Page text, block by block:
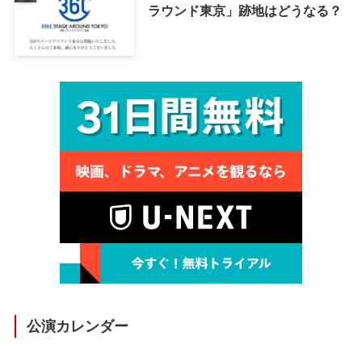
ラウンド東京」跡地はどうなる？
公演カレンダー